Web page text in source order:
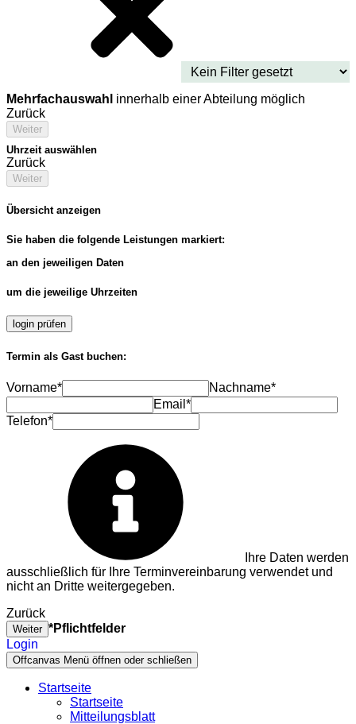
Mehrfachauswahl innerhalb einer Abteilung möglich
Zurück
Weiter
Uhrzeit auswählen
Zurück
Weiter
Übersicht anzeigen
Sie haben die folgende Leistungen markiert:
an den jeweiligen Daten
um die jeweilige Uhrzeiten
login prüfen
Termin als Gast buchen:
Vorname*
Nachname*
Email*
Telefon*
Ihre Daten werden
ausschließlich für Ihre Terminvereinbarung verwendet und
nicht an Dritte weitergegeben.
Zurück
Weiter *Pflichtfelder
Login
Offcanvas Menü öffnen oder schließen
Startseite
Startseite
Mitteilungsblatt